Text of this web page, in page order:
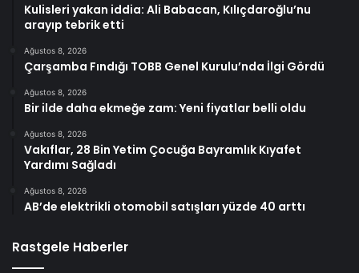
Kulisleri yakan iddia: Ali Babacan, Kılıçdaroğlu’nu
arayıp tebrik etti
Ağustos 8, 2026
Çarşamba Fındığı TOBB Genel Kurulu’nda İlgi Gördü
Ağustos 8, 2026
Bir ilde daha ekmeğe zam: Yeni fiyatlar belli oldu
Ağustos 8, 2026
Vakıflar, 28 Bin Yetim Çocuğa Bayramlık Kıyafet
Yardımı Sağladı
Ağustos 8, 2026
AB’de elektrikli otomobil satışları yüzde 40 arttı
Rastgele Haberler